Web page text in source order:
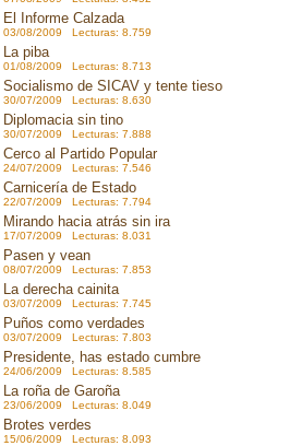
El Informe Calzada
03/08/2009 Lecturas: 8.759
La piba
01/08/2009 Lecturas: 8.713
Socialismo de SICAV y tente tieso
30/07/2009 Lecturas: 8.630
Diplomacia sin tino
30/07/2009 Lecturas: 7.888
Cerco al Partido Popular
24/07/2009 Lecturas: 7.546
Carnicería de Estado
22/07/2009 Lecturas: 7.794
Mirando hacia atrás sin ira
17/07/2009 Lecturas: 8.031
Pasen y vean
08/07/2009 Lecturas: 7.853
La derecha cainita
03/07/2009 Lecturas: 7.745
Puños como verdades
03/07/2009 Lecturas: 7.803
Presidente, has estado cumbre
24/06/2009 Lecturas: 8.585
La roña de Garoña
23/06/2009 Lecturas: 8.049
Brotes verdes
15/06/2009 Lecturas: 8.093